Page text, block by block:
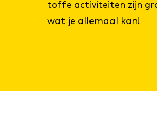
toffe activiteiten zijn
wat je allemaal kan!